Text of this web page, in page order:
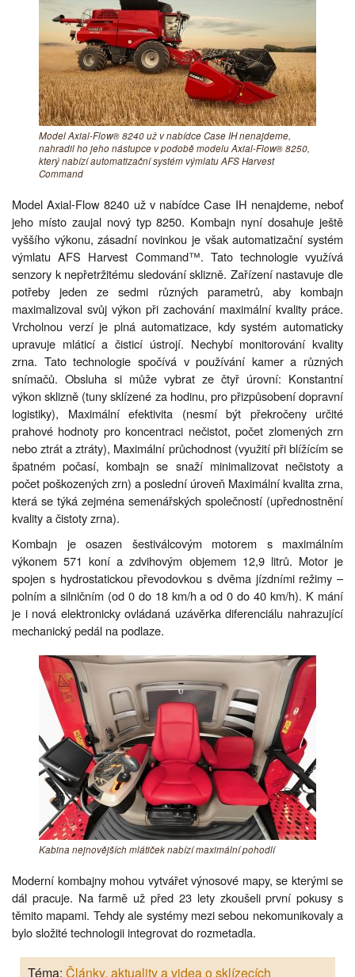
Model Axial-Flow® 8240 už v nabídce Case IH nenajdeme,
nahradil ho jeho nástupce v podobě modelu Axial-Flow® 8250,
který nabízí automatizační systém výmlatu AFS Harvest
Command
Model Axial-Flow 8240 už v nabídce Case IH nenajdeme, neboť
jeho místo zaujal nový typ 8250. Kombajn nyní dosahuje ještě
vyššího výkonu, zásadní novinkou je však automatizační systém
výmlatu AFS Harvest Command™. Tato technologie využívá
senzory k nepřetržitému sledování sklizně. Zařízení nastavuje dle
potřeby jeden ze sedmi různých parametrů, aby kombajn
maximalizoval svůj výkon při zachování maximální kvality práce.
Vrcholnou verzí je plná automatizace, kdy systém automaticky
upravuje mláticí a čisticí ústrojí. Nechybí monitorování kvality
zrna. Tato technologie spočívá v používání kamer a různých
snímačů. Obsluha si může vybrat ze čtyř úrovní: Konstantní
výkon sklizně (tuny sklízené za hodinu, pro přizpůsobení dopravní
logistiky), Maximální efektivita (nesmí být překročeny určité
prahové hodnoty pro koncentraci nečistot, počet zlomených zrn
nebo ztrát a ztráty), Maximální průchodnost (využití při blížícím se
špatném počasí, kombajn se snaží minimalizovat nečistoty a
počet poškozených zrn) a poslední úroveň Maximální kvalita zrna,
která se týká zejména semenářských společností (upřednostnění
kvality a čistoty zrna).
Kombajn je osazen šestiválcovým motorem s maximálním
výkonem 571 koní a zdvihovým objemem 12,9 litrů. Motor je
spojen s hydrostatickou převodovkou s dvěma jízdními režimy –
polním a silničním (od 0 do 18 km/h a od 0 do 40 km/h). K mání
je i nová elektronicky ovládaná uzávěrka diferenciálu nahrazující
mechanický pedál na podlaze.
Kabina nejnovějších mlátiček nabízí maximální pohodlí
Moderní kombajny mohou vytvářet výnosové mapy, se kterými se
dál pracuje. Na farmě už před 23 lety zkoušeli první pokusy s
těmito mapami. Tehdy ale systémy mezi sebou nekomunikovaly a
bylo složité technologii integrovat do rozmetadla.
Téma: Články, aktuality a videa o sklízecích